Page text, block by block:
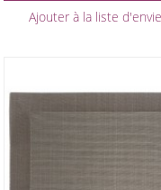
Ajouter à la liste